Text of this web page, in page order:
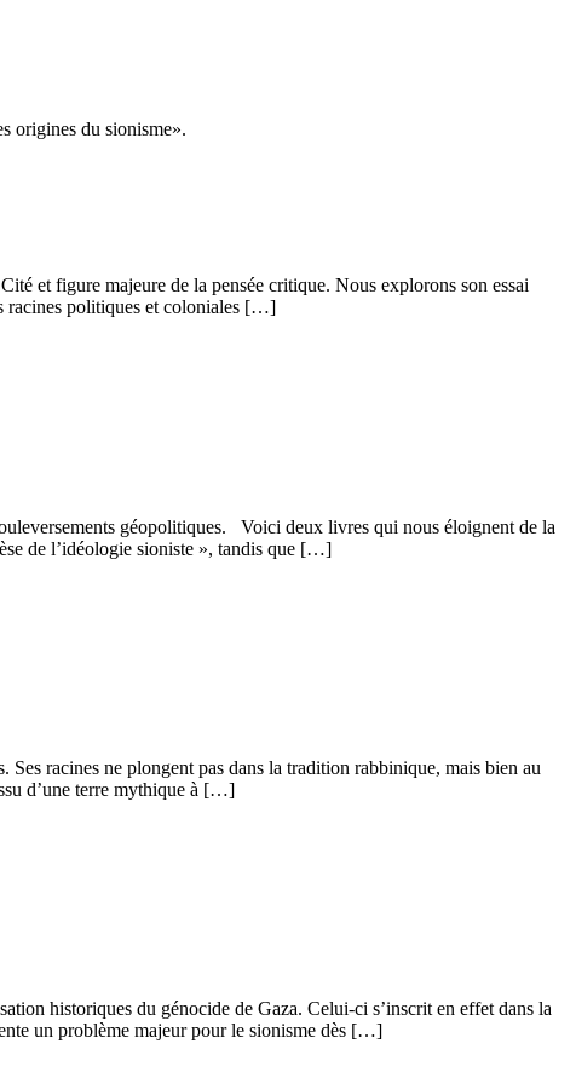
et figure majeure de la pensée critique. Nous explorons son essai
racines politiques et coloniales […]
géopolitiques. Voici deux livres qui nous éloignent de la
de l’idéologie sioniste », tandis que […]
racines ne plongent pas dans la tradition rabbinique, mais bien au
d’une terre mythique à […]
historiques du génocide de Gaza. Celui-ci s’inscrit en effet dans la
un problème majeur pour le sionisme dès […]